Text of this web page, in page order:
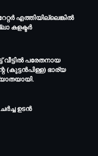
എത്തിയില്ലെങ്കില്‍
കളക്ടര്‍
വീട്ടില്‍ പരേതനായ
(കുട്ടന്‍പിള്ള) ഭാര്യ
ഉടന്‍